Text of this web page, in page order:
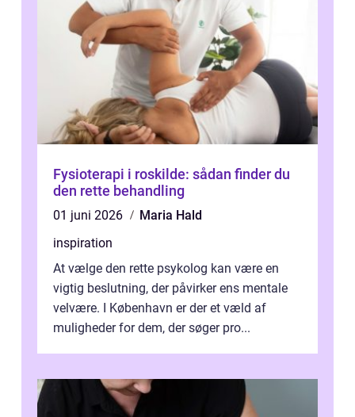
Fysioterapi i roskilde: sådan finder du
den rette behandling
01 juni 2026
Maria Hald
inspiration
At vælge den rette psykolog kan være en
vigtig beslutning, der påvirker ens mentale
velvære. I København er der et væld af
muligheder for dem, der søger pro...